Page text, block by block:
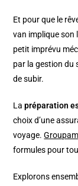
Et pour que le
van implique son l
petit imprévu
par la gestion du
de subir.
Lapréparation
choix d’une
voyage.
formules pour
Explorons